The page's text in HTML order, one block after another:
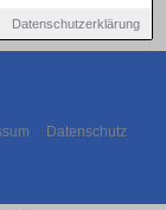
Datenschutzerklärung
Datenschutz